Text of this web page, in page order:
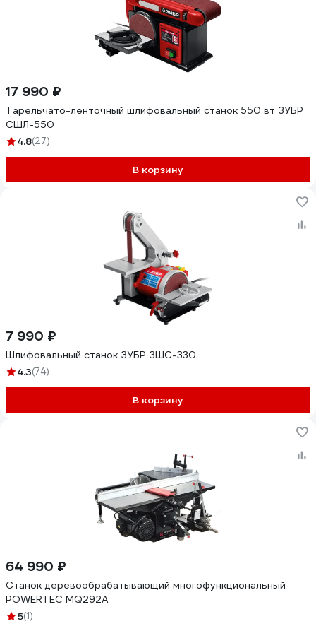
17 990 ₽
Тарельчато-ленточный шлифовальный станок 550 вт ЗУБР
СШЛ-550
4.8(27)
В корзину
7 990 ₽
Шлифовальный станок ЗУБР ЗШС-330
4.3(74)
В корзину
64 990 ₽
Станок деревообрабатывающий многофункциональный
POWERTEC MQ292A
5(1)